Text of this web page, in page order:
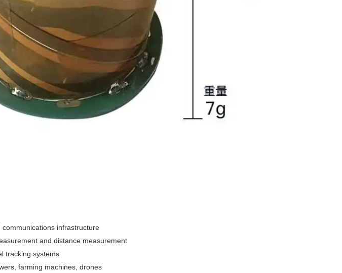
infrastructure
and distance measurement
tracking systems
farming machines, drones